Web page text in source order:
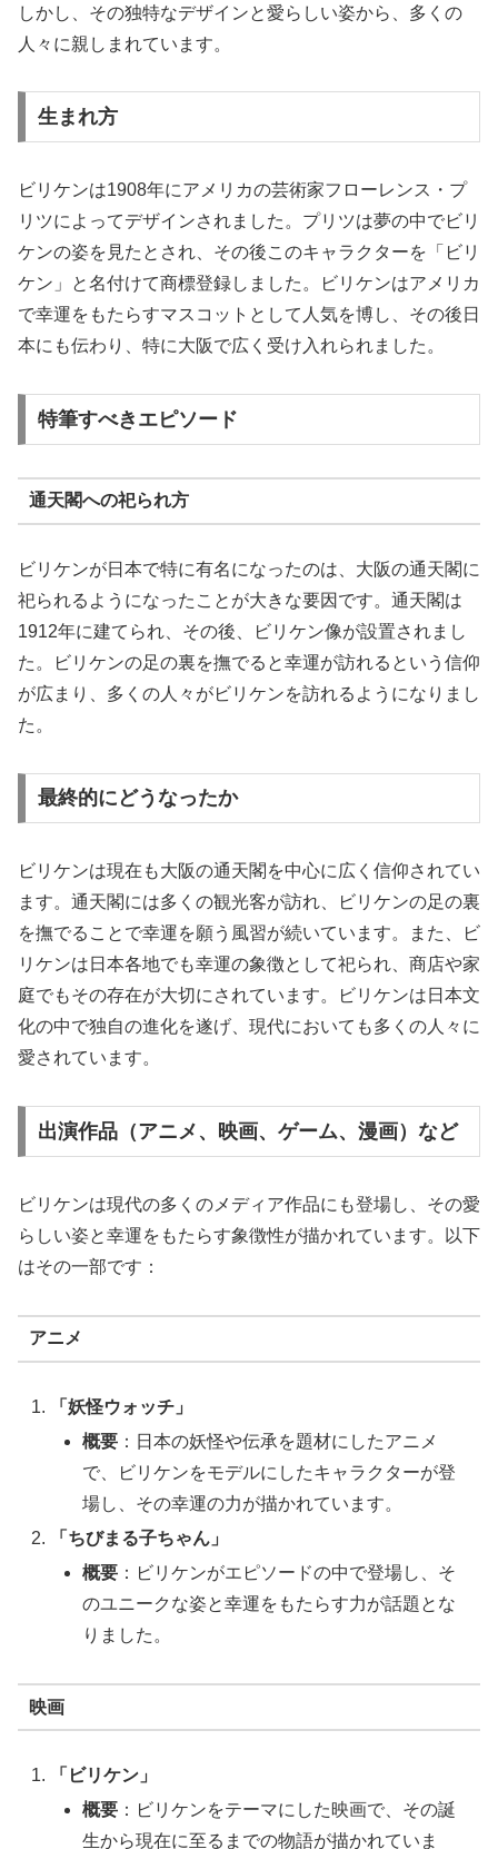
しかし、その独特なデザインと愛らしい姿から、多くの
人々に親しまれています。
生まれ方
ビリケンは1908年にアメリカの芸術家フローレンス・プ
リツによってデザインされました。プリツは夢の中でビリ
ケンの姿を見たとされ、その後このキャラクターを「ビリ
ケン」と名付けて商標登録しました。ビリケンはアメリカ
で幸運をもたらすマスコットとして人気を博し、その後日
本にも伝わり、特に大阪で広く受け入れられました。
特筆すべきエピソード
通天閣への祀られ方
ビリケンが日本で特に有名になったのは、大阪の通天閣に
祀られるようになったことが大きな要因です。通天閣は
1912年に建てられ、その後、ビリケン像が設置されまし
た。ビリケンの足の裏を撫でると幸運が訪れるという信仰
が広まり、多くの人々がビリケンを訪れるようになりまし
た。
最終的にどうなったか
ビリケンは現在も大阪の通天閣を中心に広く信仰されてい
ます。通天閣には多くの観光客が訪れ、ビリケンの足の裏
を撫でることで幸運を願う風習が続いています。また、ビ
リケンは日本各地でも幸運の象徴として祀られ、商店や家
庭でもその存在が大切にされています。ビリケンは日本文
化の中で独自の進化を遂げ、現代においても多くの人々に
愛されています。
出演作品（アニメ、映画、ゲーム、漫画）など
ビリケンは現代の多くのメディア作品にも登場し、その愛
らしい姿と幸運をもたらす象徴性が描かれています。以下
はその一部です：
アニメ
「妖怪ウォッチ」
概要 ：日本の妖怪や伝承を題材にしたアニメ
で、ビリケンをモデルにしたキャラクターが登
場し、その幸運の力が描かれています。
「ちびまる子ちゃん」
概要 ：ビリケンがエピソードの中で登場し、そ
のユニークな姿と幸運をもたらす力が話題とな
りました。
映画
「ビリケン」
概要 ：ビリケンをテーマにした映画で、その誕
生から現在に至るまでの物語が描かれていま